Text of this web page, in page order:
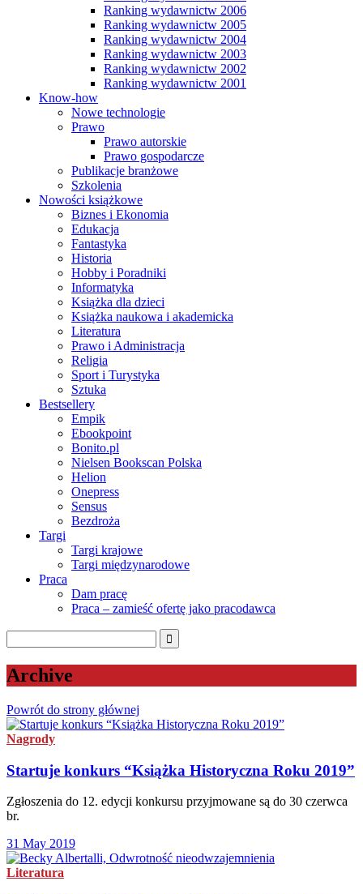
Ranking wydawnictw 2006
Ranking wydawnictw 2005
Ranking wydawnictw 2004
Ranking wydawnictw 2003
Ranking wydawnictw 2002
Ranking wydawnictw 2001
Know-how
Nowe technologie
Prawo
Prawo autorskie
Prawo gospodarcze
Publikacje branżowe
Szkolenia
Nowości książkowe
Biznes i Ekonomia
Edukacja
Fantastyka
Historia
Hobby i Poradniki
Informatyka
Książka dla dzieci
Książka naukowa i akademicka
Literatura
Prawo i Administracja
Religia
Sport i Turystyka
Sztuka
Bestsellery
Empik
Ebookpoint
Bonito.pl
Nielsen Bookscan Polska
Helion
Onepress
Sensus
Bezdroża
Targi
Targi krajowe
Targi międzynarodowe
Praca
Dam pracę
Praca – zamieść ofertę jako pracodawca
Archive
Powrót do strony głównej
Nagrody
Startuje konkurs “Książka Historyczna Roku 2019”
Zgłoszenia do 12. edycji konkursu przyjmowane są do 30 czerwca
br.
31 May 2019
Literatura